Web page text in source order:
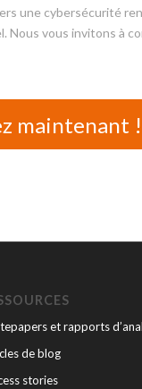
une cybersécurité
Nous vous invitons à
maintenant !
et rapports
de blog
stories